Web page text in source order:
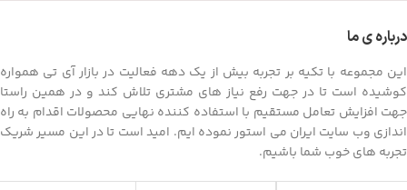
درباره ی ما
این مجموعه با تکیه بر تجربه بیش از یک دهه فعالیت در بازار آی تی همواره
کوشیده است تا در جهت رفع نیاز های مشتری تلاش کند و در همین راستا
جهت افزایش تعامل مستقیم با استفاده کننده نهایی محصولات اقدام به راه
اندازی وب سایت ایران می استور نموده ایم. امید است تا در این مسیر شریک
تجربه های خوب شما باشیم.